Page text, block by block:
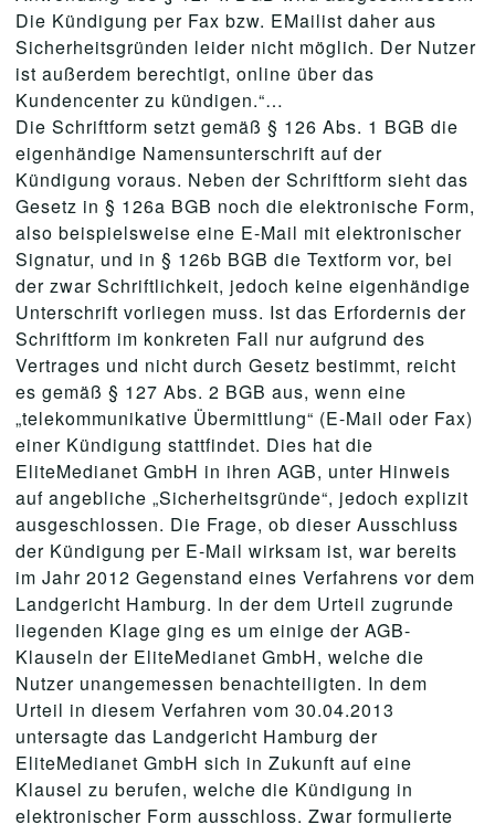
Die Kündigung per Fax bzw. EMailist daher aus
Sicherheitsgründen leider nicht möglich. Der Nutzer
ist außerdem berechtigt, online über das
Kundencenter zu kündigen.“…
Die Schriftform setzt gemäß § 126 Abs. 1 BGB die
eigenhändige Namensunterschrift auf der
Kündigung voraus. Neben der Schriftform sieht das
Gesetz in § 126a BGB noch die elektronische Form,
also beispielsweise eine E-Mail mit elektronischer
Signatur, und in § 126b BGB die Textform vor, bei
der zwar Schriftlichkeit, jedoch keine eigenhändige
Unterschrift vorliegen muss. Ist das Erfordernis der
Schriftform im konkreten Fall nur aufgrund des
Vertrages und nicht durch Gesetz bestimmt, reicht
es gemäß § 127 Abs. 2 BGB aus, wenn eine
„telekommunikative Übermittlung“ (E-Mail oder Fax)
einer Kündigung stattfindet. Dies hat die
EliteMedianet GmbH in ihren AGB, unter Hinweis
auf angebliche „Sicherheitsgründe“, jedoch explizit
ausgeschlossen. Die Frage, ob dieser Ausschluss
der Kündigung per E-Mail wirksam ist, war bereits
im Jahr 2012 Gegenstand eines Verfahrens vor dem
Landgericht Hamburg. In der dem Urteil zugrunde
liegenden Klage ging es um einige der AGB-
Klauseln der EliteMedianet GmbH, welche die
Nutzer unangemessen benachteiligten. In dem
Urteil in diesem Verfahren vom 30.04.2013
untersagte das Landgericht Hamburg der
EliteMedianet GmbH sich in Zukunft auf eine
Klausel zu berufen, welche die Kündigung in
elektronischer Form ausschloss. Zwar formulierte